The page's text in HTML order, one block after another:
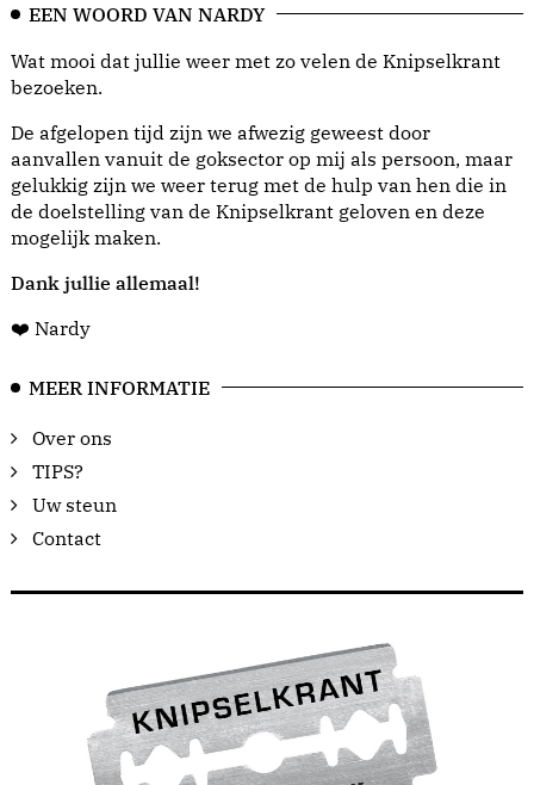
EEN WOORD VAN NARDY
Wat mooi dat jullie weer met zo velen de Knipselkrant
bezoeken.
De afgelopen tijd zijn we afwezig geweest door
aanvallen vanuit de goksector op mij als persoon, maar
gelukkig zijn we weer terug met de hulp van hen die in
de doelstelling van de Knipselkrant geloven en deze
mogelijk maken.
Dank jullie allemaal!
❤️ Nardy
MEER INFORMATIE
Over ons
TIPS?
Uw steun
Contact